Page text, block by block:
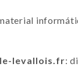
levallois.fr: